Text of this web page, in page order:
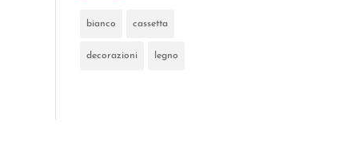
bianco cassetta
decorazioni legno